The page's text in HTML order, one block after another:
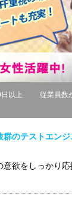
以上
従業員数
群のテストエン
かり応援